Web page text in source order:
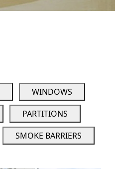
WINDOWS
PARTITIONS
SMOKE BARRIERS